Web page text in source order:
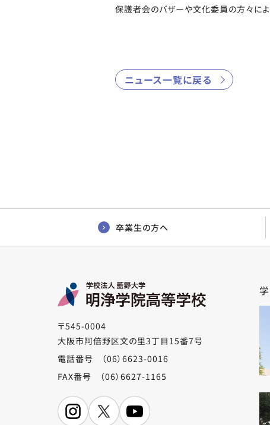
保護者会のバザーや文化委員の方々に
ニュース一覧に戻る
卒業生の方へ
〒545-0004
大阪市阿倍野区文の里3丁目15番7号
電話番号 （06）6623-0016
FAX番号 （06）6627-1165